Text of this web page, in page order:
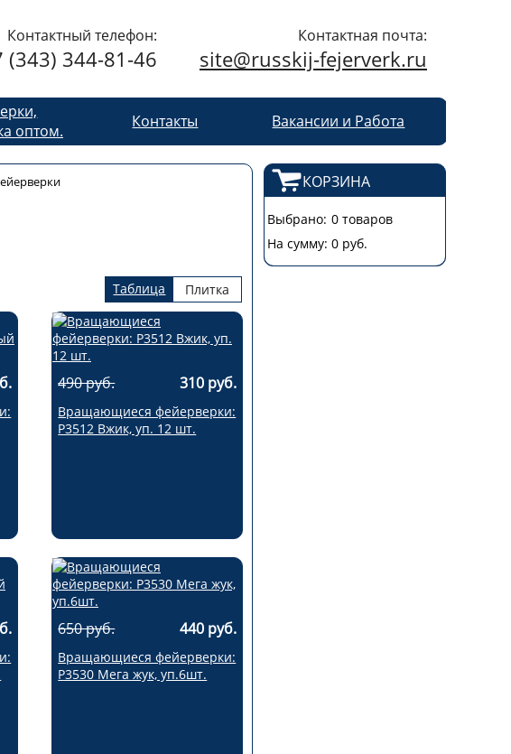
Контактный телефон:
(343) 344-81-46
Контактная почта:
site@russkij-fejerverk.ru
оптом.
Контакты Вакансии и Работа
Таблица
Плитка
490 руб. 310 руб.
Вращающиеся фейерверки:
Р3512 Вжик, уп. 12 шт.
650 руб. 440 руб.
Вращающиеся фейерверки:
Р3530 Мега жук, уп.6шт.
КОРЗИНА
Выбрано: 0 товаров
На сумму: 0 руб.